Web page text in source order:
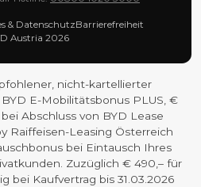
& DatenschutzBarrierefreiheit
Austria 2026
nicht-kartellierter
E-Mobilitätsbonus PLUS, €
Abschluss von BYD Lease
Raiffeisen-Leasing Österreich
bei Eintausch Ihres
Zuzüglich € 490,– für
bei Kaufvertrag bis 31.03.2026